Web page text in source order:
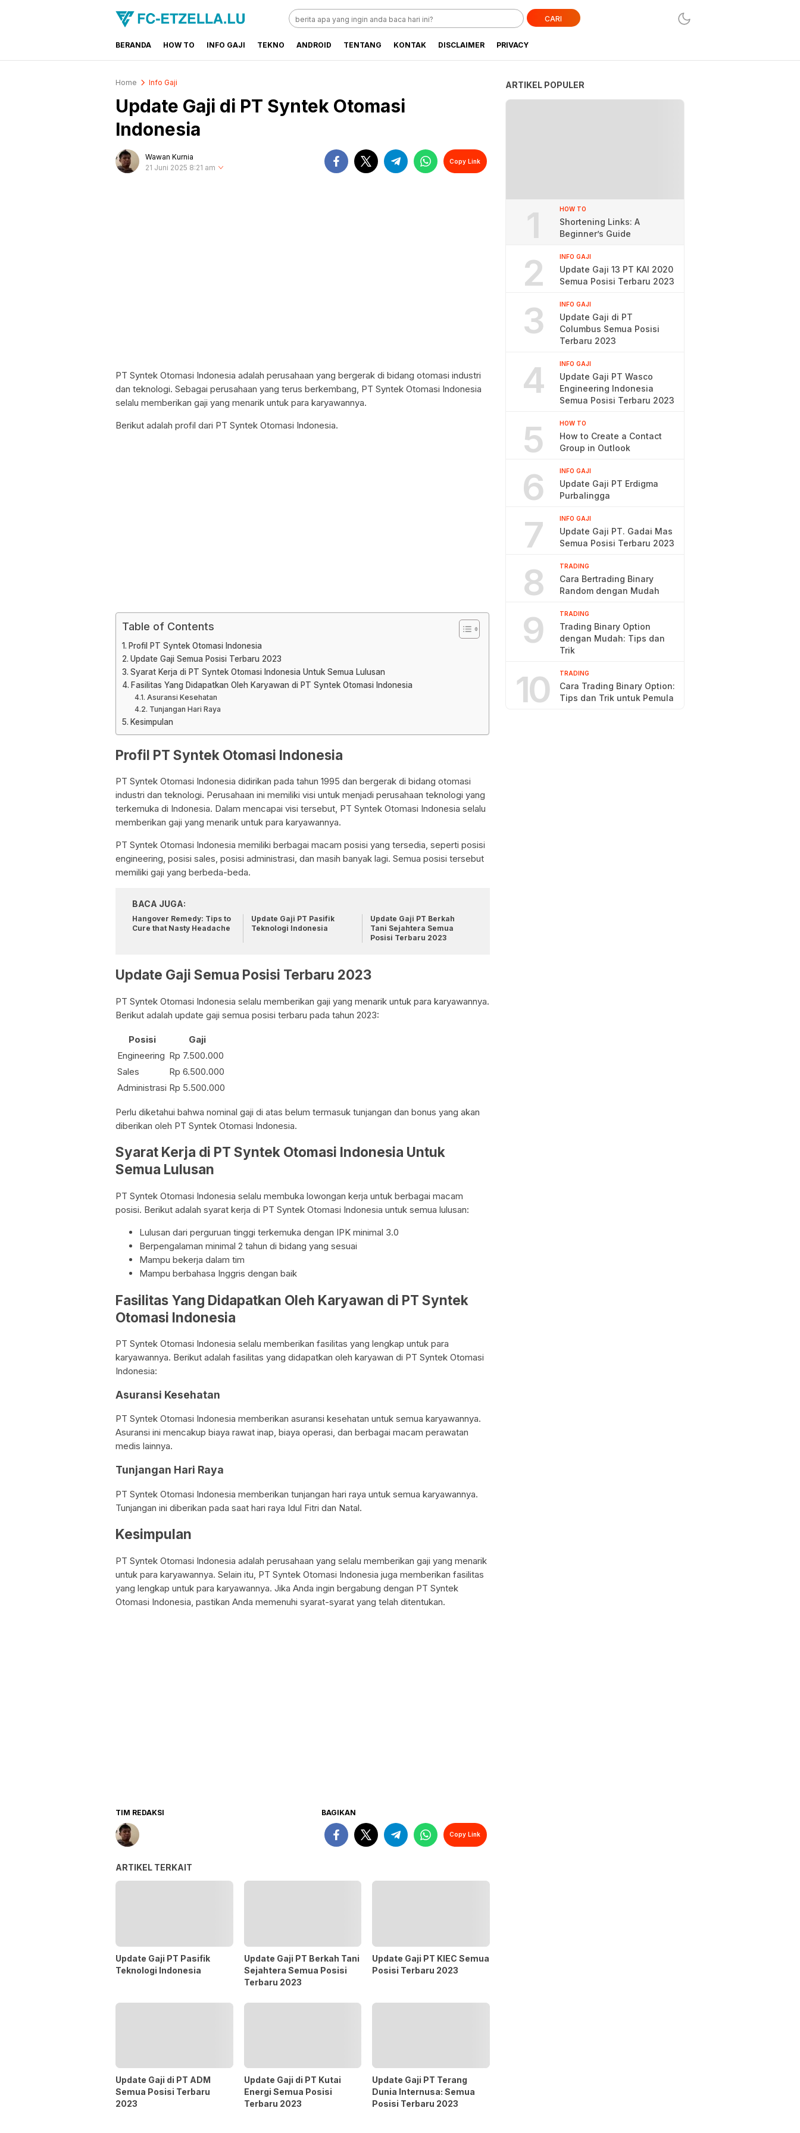
FC-ETZELLA.LU
Share & Learn The World
CARI
BERANDA HOW TO INFO GAJI TEKNO ANDROID TENTANG KONTAK DISCLAIMER PRIVACY
Home Info Gaji
Update Gaji di PT Syntek Otomasi
Indonesia
Wawan Kurnia
21 Juni 2025 8:21 am
Copy Link
PT Syntek Otomasi Indonesia adalah perusahaan yang bergerak di bidang otomasi industri
dan teknologi. Sebagai perusahaan yang terus berkembang, PT Syntek Otomasi Indonesia
selalu memberikan gaji yang menarik untuk para karyawannya.
Berikut adalah profil dari PT Syntek Otomasi Indonesia.
Table of Contents
Profil PT Syntek Otomasi Indonesia
Update Gaji Semua Posisi Terbaru 2023
Syarat Kerja di PT Syntek Otomasi Indonesia Untuk Semua Lulusan
Fasilitas Yang Didapatkan Oleh Karyawan di PT Syntek Otomasi Indonesia
Asuransi Kesehatan
Tunjangan Hari Raya
Kesimpulan
Profil PT Syntek Otomasi Indonesia
PT Syntek Otomasi Indonesia didirikan pada tahun 1995 dan bergerak di bidang otomasi
industri dan teknologi. Perusahaan ini memiliki visi untuk menjadi perusahaan teknologi yang
terkemuka di Indonesia. Dalam mencapai visi tersebut, PT Syntek Otomasi Indonesia selalu
memberikan gaji yang menarik untuk para karyawannya.
PT Syntek Otomasi Indonesia memiliki berbagai macam posisi yang tersedia, seperti posisi
engineering, posisi sales, posisi administrasi, dan masih banyak lagi. Semua posisi tersebut
memiliki gaji yang berbeda-beda.
BACA JUGA:
Hangover Remedy: Tips to
Cure that Nasty Headache
Update Gaji PT Pasifik
Teknologi Indonesia
Update Gaji PT Berkah
Tani Sejahtera Semua
Posisi Terbaru 2023
Update Gaji Semua Posisi Terbaru 2023
PT Syntek Otomasi Indonesia selalu memberikan gaji yang menarik untuk para karyawannya.
Berikut adalah update gaji semua posisi terbaru pada tahun 2023:
Posisi
Gaji
Engineering Rp 7.500.000
Sales
Rp 6.500.000
Administrasi Rp 5.500.000
Perlu diketahui bahwa nominal gaji di atas belum termasuk tunjangan dan bonus yang akan
diberikan oleh PT Syntek Otomasi Indonesia.
Syarat Kerja di PT Syntek Otomasi Indonesia Untuk
Semua Lulusan
PT Syntek Otomasi Indonesia selalu membuka lowongan kerja untuk berbagai macam
posisi. Berikut adalah syarat kerja di PT Syntek Otomasi Indonesia untuk semua lulusan:
Lulusan dari perguruan tinggi terkemuka dengan IPK minimal 3.0
Berpengalaman minimal 2 tahun di bidang yang sesuai
Mampu bekerja dalam tim
Mampu berbahasa Inggris dengan baik
Fasilitas Yang Didapatkan Oleh Karyawan di PT Syntek
Otomasi Indonesia
PT Syntek Otomasi Indonesia selalu memberikan fasilitas yang lengkap untuk para
karyawannya. Berikut adalah fasilitas yang didapatkan oleh karyawan di PT Syntek Otomasi
Indonesia:
Asuransi Kesehatan
PT Syntek Otomasi Indonesia memberikan asuransi kesehatan untuk semua karyawannya.
Asuransi ini mencakup biaya rawat inap, biaya operasi, dan berbagai macam perawatan
medis lainnya.
Tunjangan Hari Raya
PT Syntek Otomasi Indonesia memberikan tunjangan hari raya untuk semua karyawannya.
Tunjangan ini diberikan pada saat hari raya Idul Fitri dan Natal.
Kesimpulan
PT Syntek Otomasi Indonesia adalah perusahaan yang selalu memberikan gaji yang menarik
untuk para karyawannya. Selain itu, PT Syntek Otomasi Indonesia juga memberikan fasilitas
yang lengkap untuk para karyawannya. Jika Anda ingin bergabung dengan PT Syntek
Otomasi Indonesia, pastikan Anda memenuhi syarat-syarat yang telah ditentukan.
TIM REDAKSI BAGIKAN
Copy Link
ARTIKEL TERKAIT
Update Gaji PT Pasifik
Teknologi Indonesia
Update Gaji PT Berkah Tani
Sejahtera Semua Posisi
Terbaru 2023
Update Gaji PT KIEC Semua
Posisi Terbaru 2023
Update Gaji di PT ADM
Semua Posisi Terbaru
2023
Update Gaji di PT Kutai
Energi Semua Posisi
Terbaru 2023
Update Gaji PT Terang
Dunia Internusa: Semua
Posisi Terbaru 2023
ARTIKEL POPULER
1 HOW TO
Shortening Links: A
Beginner’s Guide
2 INFO GAJI
Update Gaji 13 PT KAI 2020
Semua Posisi Terbaru 2023
3 INFO GAJI
Update Gaji di PT
Columbus Semua Posisi
Terbaru 2023
4 INFO GAJI
Update Gaji PT Wasco
Engineering Indonesia
Semua Posisi Terbaru 2023
5 HOW TO
How to Create a Contact
Group in Outlook
6 INFO GAJI
Update Gaji PT Erdigma
Purbalingga
7 INFO GAJI
Update Gaji PT. Gadai Mas
Semua Posisi Terbaru 2023
8 TRADING
Cara Bertrading Binary
Random dengan Mudah
9 TRADING
Trading Binary Option
dengan Mudah: Tips dan
Trik
10 TRADING
Cara Trading Binary Option:
Tips dan Trik untuk Pemula